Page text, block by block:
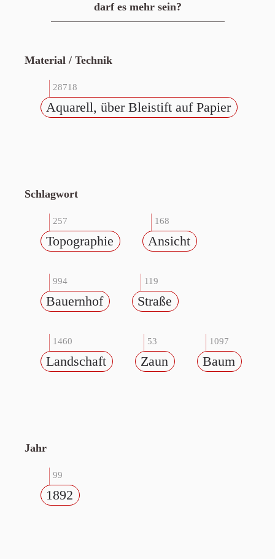
darf es mehr sein?
Material / Technik
28718
Aquarell, über Bleistift auf Papier
Schlagwort
257
Topographie
168
Ansicht
994
Bauernhof
119
Straße
1460
Landschaft
53
Zaun
1097
Baum
Jahr
99
1892